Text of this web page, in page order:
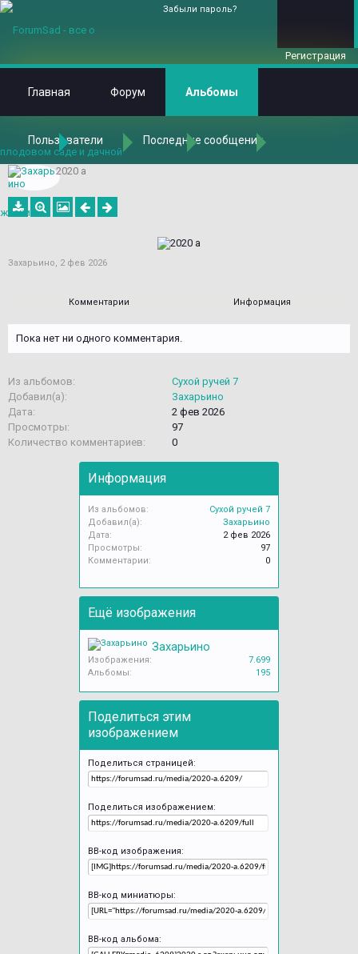
Главная Альбомы Альбомы
Захарьино
2020 а
Захарьино, 2 фев 2026
Комментарии Информация
Пока нет ни одного комментария.
Из альбомов:
Сухой ручей 7
Добавил(а):
Захарьино
Дата:
2 фев 2026
Просмотры:
97
Количество комментариев:
0
Информация
Из альбомов:
Сухой ручей 7
Добавил(а):
Захарьино
Дата:
2 фев 2026
Просмотры:
97
Комментарии:
0
Ещё изображения
Захарьино
Изображения:
7.699
Альбомы:
195
Поделиться этим
изображением
Поделиться страницей:
Поделиться изображением:
BB-код изображения:
BB-код миниатюры:
BB-код альбома:
Забыли пароль?
Регистрация
Главная Форум Альбомы
Пользователи Последние сообщения